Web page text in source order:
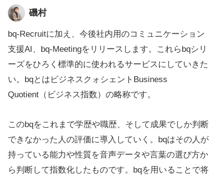
磯村
bq-Recruitに加え、今後社内用のコミュニケーション
支援AI、bq-Meetingをリリースします。これらbqシリ
ーズをひろく標準的に使われるサービスにしていきた
い。bqとはビジネスクォシェントBusiness
Quotient（ビジネス指数）の略称です。
このbqをこれまで学歴や職歴、そして成果でしか判断
できなかった人の評価に導入していく。bqはその人が
持っている能力や性質を音声データや言葉の選び方か
ら判断して指数化したものです。bqを用いることで将